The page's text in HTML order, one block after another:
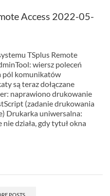
Access 2022-05-
TSplus Remote
wiersz poleceń
pól komunikatów
są teraz dołączane
naprawiono drukowanie
(zadanie drukowania
Drukarka uniwersalna:
działa, gdy tytuł okna